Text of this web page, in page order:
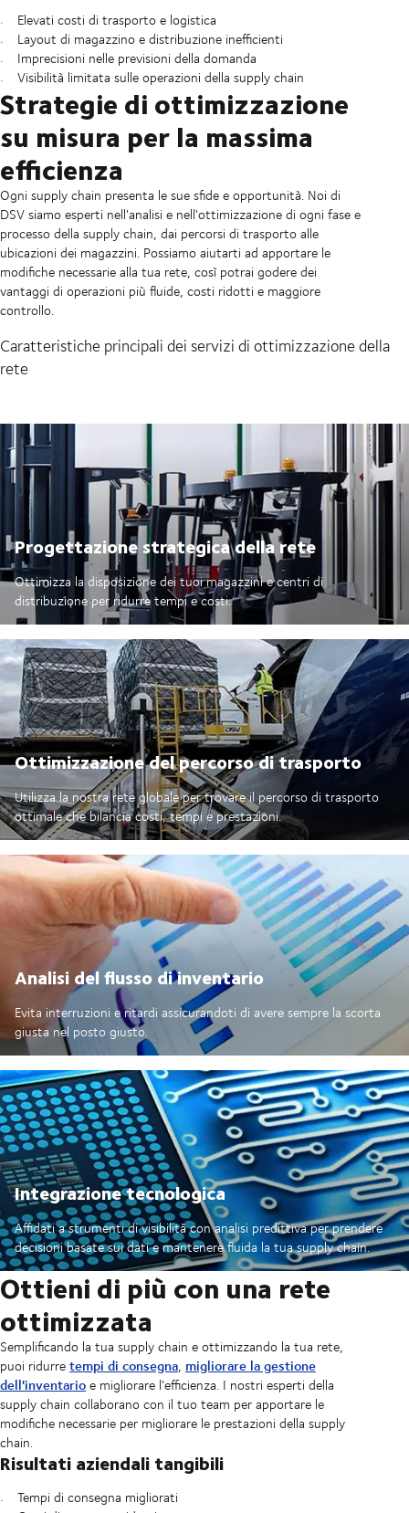
Elevati costi di trasporto e logistica
Layout di magazzino e distribuzione inefficienti
Imprecisioni nelle previsioni della domanda
Visibilità limitata sulle operazioni della supply chain
Strategie di ottimizzazione
su misura per la massima
efficienza
Ogni supply chain presenta le sue sfide e opportunità. Noi di
DSV siamo esperti nell'analisi e nell'ottimizzazione di ogni fase e
processo della supply chain, dai percorsi di trasporto alle
ubicazioni dei magazzini. Possiamo aiutarti ad apportare le
modifiche necessarie alla tua rete, così potrai godere dei
vantaggi di operazioni più fluide, costi ridotti e maggiore
controllo.
Caratteristiche principali dei servizi di ottimizzazione della
rete
Progettazione strategica della rete
Ottimizza la disposizione dei tuoi magazzini e centri di
distribuzione per ridurre tempi e costi.
Ottimizzazione del percorso di trasporto
Utilizza la nostra rete globale per trovare il percorso di trasporto
ottimale che bilancia costi, tempi e prestazioni.
Analisi del flusso di inventario
Evita interruzioni e ritardi assicurandoti di avere sempre la scorta
giusta nel posto giusto.
Integrazione tecnologica
Affidati a strumenti di visibilità con analisi predittiva per prendere
decisioni basate sui dati e mantenere fluida la tua supply chain.
Ottieni di più con una rete
ottimizzata
Semplificando la tua supply chain e ottimizzando la tua rete,
puoi ridurretempi di consegna, migliorare la gestione
dell'inventarioe migliorare l'efficienza. I nostri esperti della
supply chain collaborano con il tuo team per apportare le
modifiche necessarie per migliorare le prestazioni della supply
chain.
Risultati aziendali tangibili
Tempi di consegna migliorati